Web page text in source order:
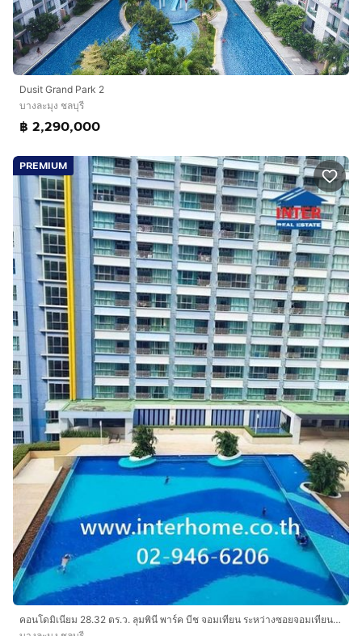
Dusit​ Grand​ Park​ 2
บางละมุง ชลบุรี
฿ 2,290,000
PREMIUM
คอนโดมิเนียม 28.32 ตร.ว. ลุมพินี พาร์ค บีช จอมเทียน ระหว่างซอยจอมเทียน18-19 ถนนจอมเทียนสายหนึ่ง ถนนสุขุมวิท บางละมุง ชลบุรี